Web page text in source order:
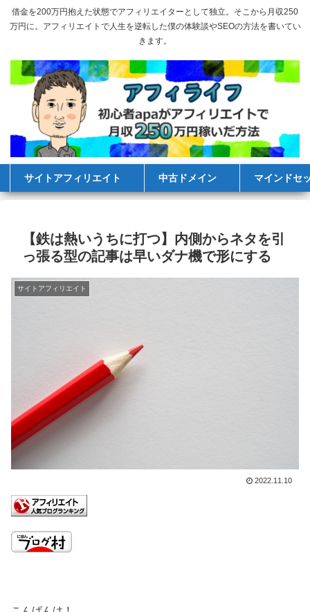
借金を200万円抱えた状態でアフィリエイターとして独立。そこから月収250
万円に。アフィリエイトで人生を逆転した僕の体験談やSEOの方法を書いてい
きます。
サイトアフィリエイト 中古ドメイン マインドセ
【鉄は熱いうちに打つ】内側からネタを引
っ張る型の記事は早いダナ機で形にする
サイトアフィリエイト
2022.11.10